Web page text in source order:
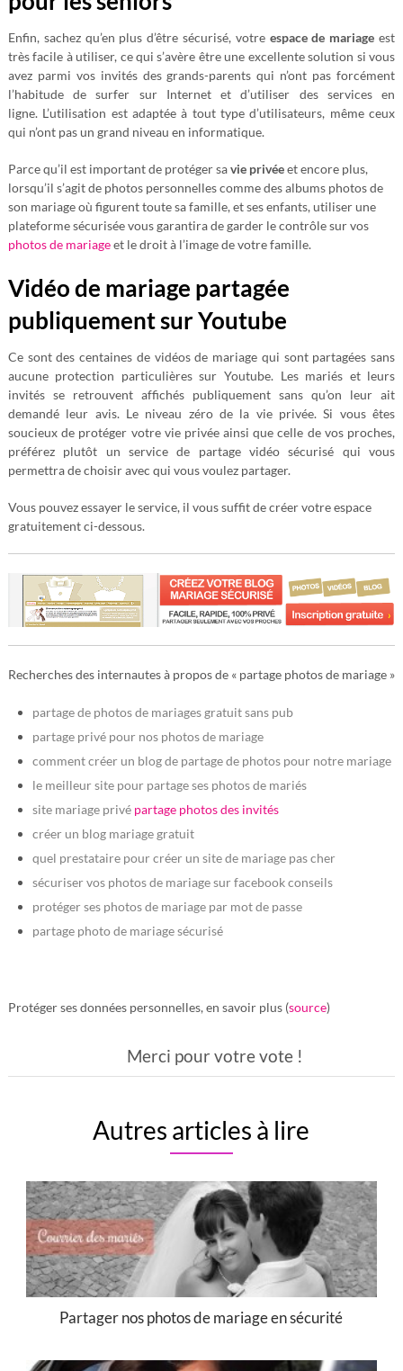
Enfin, sachez qu’en plus d’être sécurisé, votre espace de mariage est
très facile à utiliser, ce qui s’avère être une excellente solution si vous
avez parmi vos invités des grands-parents qui n’ont pas forcément
l’habitude de surfer sur Internet et d’utiliser des services en
ligne. L’utilisation est adaptée à tout type d’utilisateurs, même ceux
qui n’ont pas un grand niveau en informatique.
Parce qu’il est important de protéger savie privéeet encore plus,
lorsqu’il s’agit de photos personnelles comme des albums photos de
son mariage où figurent toute sa famille, et ses enfants, utiliser une
plateforme sécurisée vous garantira de garder le contrôle sur vos
photos de mariageet le droit à l’image de votre famille.
Vidéo de mariage partagée
publiquement sur Youtube
Ce sont des centaines de vidéos de mariage qui sont partagées sans
aucune protection particulières sur Youtube. Les mariés et leurs
invités se retrouvent affichés publiquement sans qu’on leur ait
demandé leur avis. Le niveau zéro de la vie privée. Si vous êtes
soucieux de protéger votre vie privée ainsi que celle de vos proches,
préférez plutôt un service de partage vidéo sécurisé qui vous
permettra de choisir avec qui vous voulez partager.
Vous pouvez essayer le service, il vous suffit de créer votre espace
gratuitement ci-dessous.
Recherches des internautes à propos de « partage photos de mariage »
partage de photos de mariages gratuit sans pub
partage privé pour nos photos de mariage
comment créer un blog de partage de photos pour notre mariage
le meilleur site pour partage ses photos de mariés
site mariage privé partage photos des invités
créer un blog mariage gratuit
quel prestataire pour créer un site de mariage pas cher
sécuriser vos photos de mariage sur facebook conseils
protéger ses photos de mariage par mot de passe
partage photo de mariage sécurisé
Protéger ses données personnelles, en savoir plus (source)
Merci pour votre vote !
Autres articles à lire
Partager nos photos de mariage en sécurité